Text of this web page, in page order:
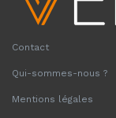
Contact
Qui-sommes-nous ?
Mentions légales